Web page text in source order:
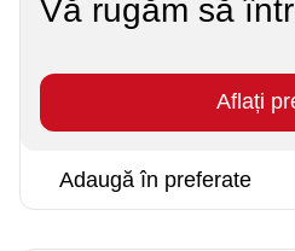
Vă rugăm să
Aflați
Adaugă în preferate